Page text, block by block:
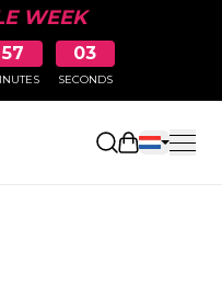
WEEK
57 03
SECONDS